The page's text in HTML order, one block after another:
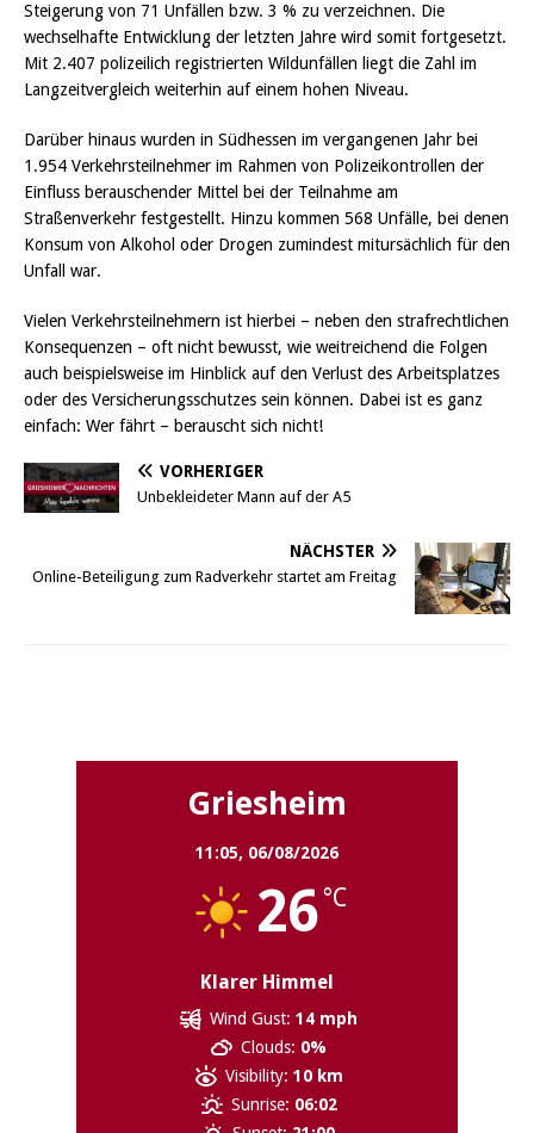
Steigerung von 71 Unfällen bzw. 3 % zu verzeichnen. Die
wechselhafte Entwicklung der letzten Jahre wird somit fortgesetzt.
Mit 2.407 polizeilich registrierten Wildunfällen liegt die Zahl im
Langzeitvergleich weiterhin auf einem hohen Niveau.
Darüber hinaus wurden in Südhessen im vergangenen Jahr bei
1.954 Verkehrsteilnehmer im Rahmen von Polizeikontrollen der
Einfluss berauschender Mittel bei der Teilnahme am
Straßenverkehr festgestellt. Hinzu kommen 568 Unfälle, bei denen
Konsum von Alkohol oder Drogen zumindest mitursächlich für den
Unfall war.
Vielen Verkehrsteilnehmern ist hierbei – neben den strafrechtlichen
Konsequenzen – oft nicht bewusst, wie weitreichend die Folgen
auch beispielsweise im Hinblick auf den Verlust des Arbeitsplatzes
oder des Versicherungsschutzes sein können. Dabei ist es ganz
einfach: Wer fährt – berauscht sich nicht!
VORHERIGER
Unbekleideter Mann auf der A5
NÄCHSTER
Online-Beteiligung zum Radverkehr startet am Freitag
Griesheim
11:05, 06/08/2026
26°C
Klarer Himmel
Wind Gust: 14 mph
Clouds: 0%
Visibility: 10 km
Sunrise: 06:02